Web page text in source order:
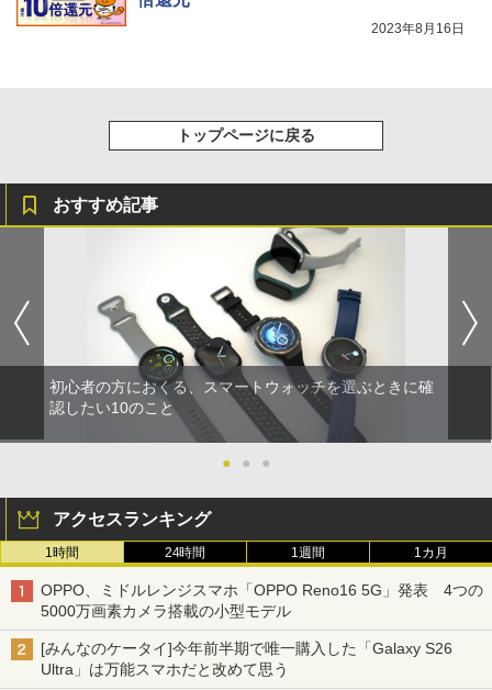
2023年8月16日
トップページに戻る
おすすめ記事
初心者の方におくる、スマートウォッチを選ぶときに確
認したい10のこと
● ● ●
アクセスランキング
1時間 24時間 1週間 1カ月
OPPO、ミドルレンジスマホ「OPPO Reno16 5G」発表 4つの
5000万画素カメラ搭載の小型モデル
[みんなのケータイ]今年前半期で唯一購入した「Galaxy S26
Ultra」は万能スマホだと改めて思う